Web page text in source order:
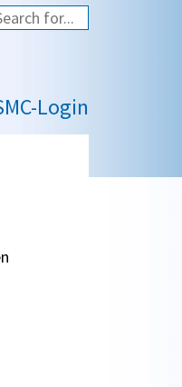
Start search
Login